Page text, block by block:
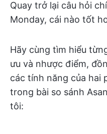
Quay trở lại câu hỏi
Monday, cái nào tốt
Hãy cùng tìm hiểu
ưu và nhược điểm,
các tính năng của hai
trong bài so sánh
tôi: